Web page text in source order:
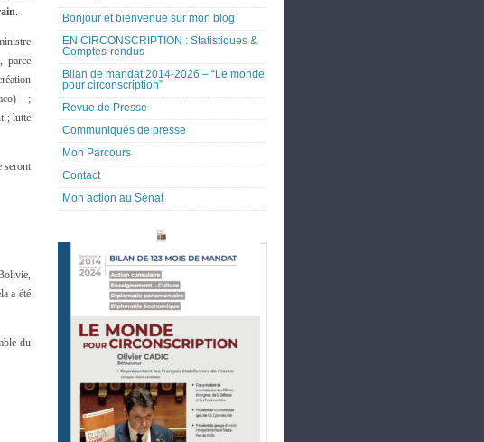
.
parce
;
; lutte
seront
a été
du
Bonjour et bienvenue sur mon blog
EN CIRCONSCRIPTION : Statistiques &
Comptes-rendus
Bilan de mandat 2014-2026 – “Le monde
pour circonscription”
Revue de Presse
Communiqués de presse
Mon Parcours
Contact
Mon action au Sénat